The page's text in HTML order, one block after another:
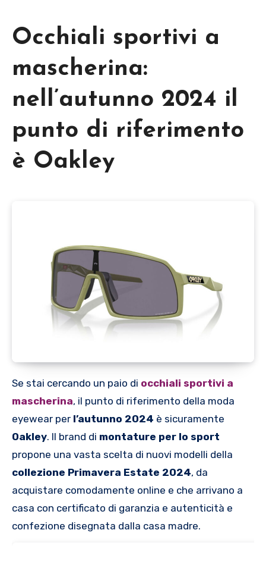
Occhiali sportivi a
mascherina:
nell’autunno 2024 il
punto di riferimento
è Oakley
Se stai cercando un paio di occhiali sportivi a
mascherina, il punto di riferimento della moda
eyewear per l’autunno 2024 è sicuramente
Oakley. Il brand di montature per lo sport
propone una vasta scelta di nuovi modelli della
collezione Primavera Estate 2024, da
acquistare comodamente online e che arrivano a
casa con certificato di garanzia e autenticità e
confezione disegnata dalla casa madre.